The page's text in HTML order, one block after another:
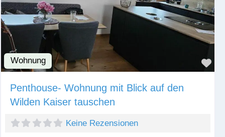
Wohnung
Penthouse- Wohnung mit Blick auf den
Wilden Kaiser tauschen
Keine Rezensionen